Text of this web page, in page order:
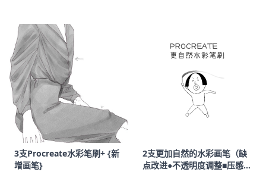
3支Procreate水彩笔刷+ {新
增画笔}
2支更加自然的水彩画笔（缺
点改进●不透明度调整■压感调